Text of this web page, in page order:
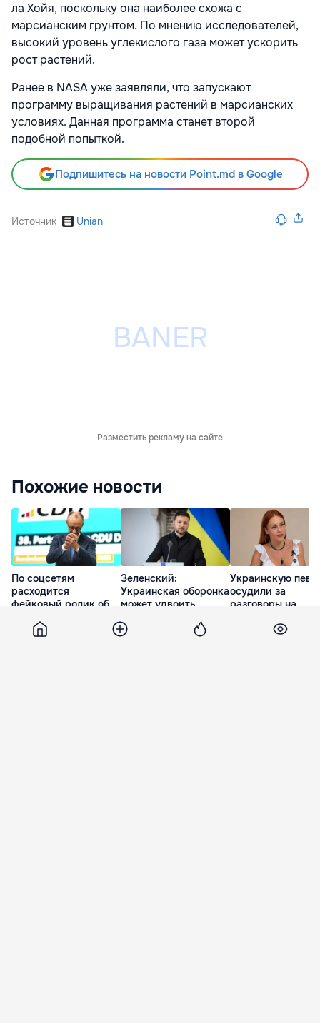
ла Хойя, поскольку она наиболее схожа с
марсианским грунтом. По мнению исследователей,
высокий уровень углекислого газа может ускорить
рост растений.
Ранее в NASA уже заявляли, что запускают
программу выращивания растений в марсианских
условиях. Данная программа станет второй
подобной попыткой.
Подпишитесь на новости Point.md в Google
Источник Unian
Разместить рекламу на сайте
Похожие новости
По соцсетям
расходится
фейковый ролик об
вчера
Зеленский:
Украинская оборонка
может удвоить
производства
Украинскую
осудили за
разговоры на
время секса